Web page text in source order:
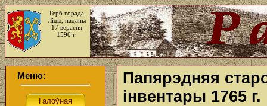
Герб горада
Ліды, наданы
17 верасня
1590 г.
Меню:
Папярэдняя
інвентары 1765 г.